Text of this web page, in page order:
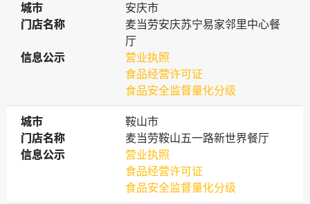
城市
城市
安庆市
门店名称
门店名称
麦当劳安庆苏宁易家邻里中心餐
厅
信息公示
信息公示
营业执照
食品经营许可证
食品安全监督量化分级
城市
城市
鞍山市
门店名称
门店名称
麦当劳鞍山五一路新世界餐厅
信息公示
信息公示
营业执照
食品经营许可证
食品安全监督量化分级